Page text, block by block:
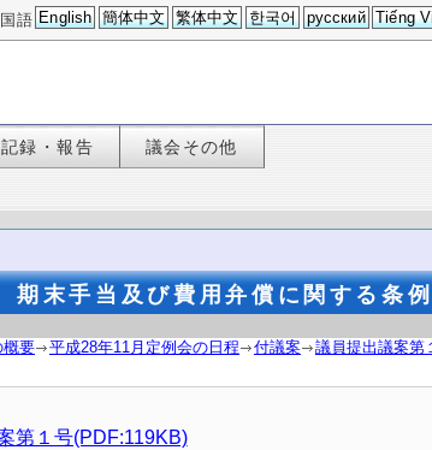
語 English 簡体中文 繁体中文 한국어 русский Tiếng
記録・報告 議会その他
末手当及び費用弁償に関する条
概要 平成28年11月定例会の日程 付議案
議員提出議案
第１号(PDF:119KB)